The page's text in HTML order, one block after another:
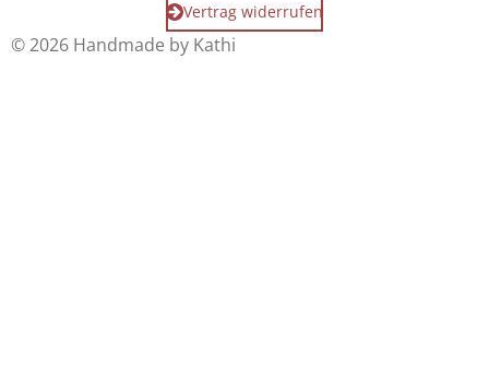
Vertrag widerrufen
© 2026 Handmade by Kathi